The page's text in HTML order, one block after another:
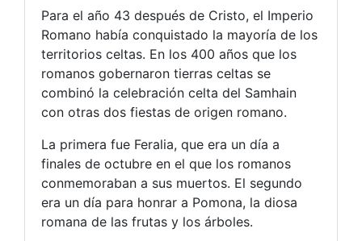
Para el año 43 después de Cristo, el Imperio
Romano había conquistado la mayoría de los
territorios celtas. En los 400 años que los
romanos gobernaron tierras celtas se
combinó la celebración celta del Samhain
con otras dos fiestas de origen romano.
La primera fue Feralia, que era un día a
finales de octubre en el que los romanos
conmemoraban a sus muertos. El segundo
era un día para honrar a Pomona, la diosa
romana de las frutas y los árboles.